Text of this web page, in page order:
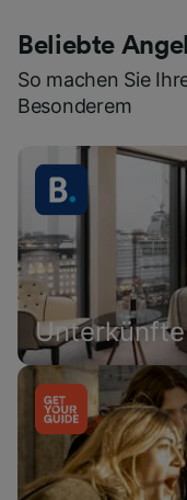
Beliebte
So machen Sie
Besonderem
Unterkünfte